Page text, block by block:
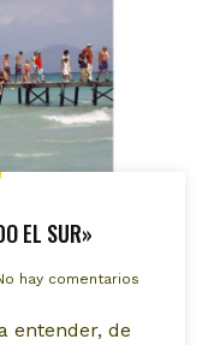
EL SUR»
hay comentarios
entender, de